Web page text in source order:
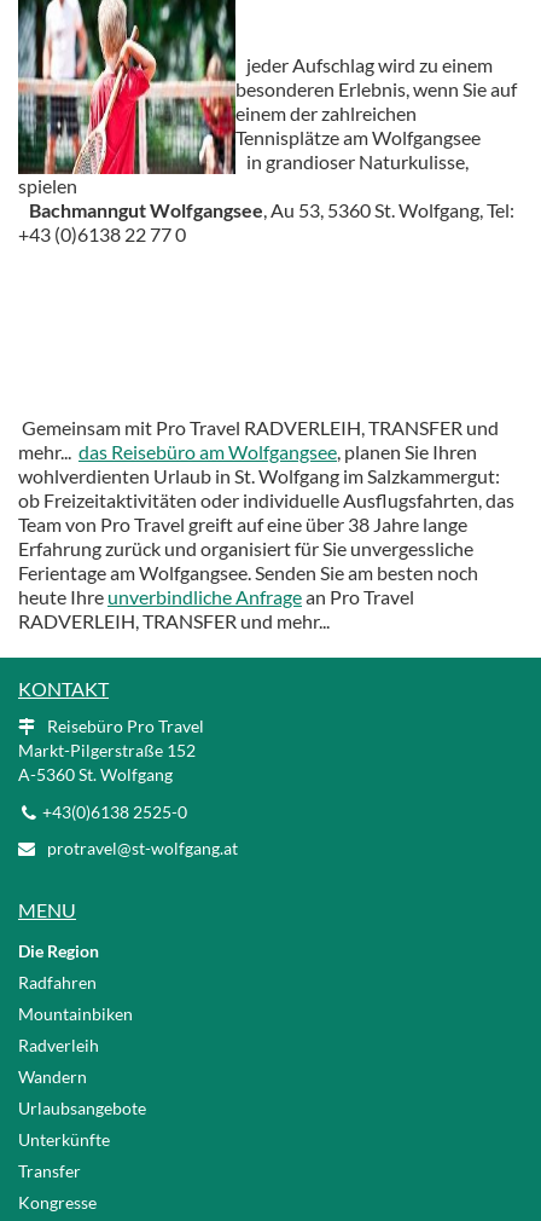
jeder Aufschlag wird zu einem
besonderen Erlebnis, wenn Sie auf
einem der zahlreichen
Tennisplätze am Wolfgangsee
in grandioser Naturkulisse,
spielen
Bachmanngut Wolfgangsee, Au 53, 5360 St. Wolfgang, Tel:
+43 (0)6138 22 77 0
Gemeinsam mit Pro Travel RADVERLEIH, TRANSFER und
mehr... das Reisebüro am Wolfgangsee, planen Sie Ihren
wohlverdienten Urlaub in St. Wolfgang im Salzkammergut:
ob Freizeitaktivitäten oder individuelle Ausflugsfahrten, das
Team von Pro Travel greift auf eine über 38 Jahre lange
Erfahrung zurück und organisiert für Sie unvergessliche
Ferientage am Wolfgangsee. Senden Sie am besten noch
heute Ihre unverbindliche Anfragean Pro Travel
RADVERLEIH, TRANSFER und mehr...
KONTAKT
Reisebüro Pro Travel
Markt-Pilgerstraße 152
A-5360 St. Wolfgang
+43(0)6138 2525-0
protravel@st-wolfgang.at
MENU
Die Region
Radfahren
Mountainbiken
Radverleih
Wandern
Urlaubsangebote
Unterkünfte
Transfer
Kongresse